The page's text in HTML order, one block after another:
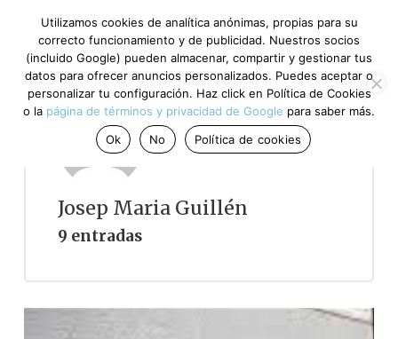
Josep Maria Guillén
9 entradas
Utilizamos cookies de analítica anónimas, propias para su
correcto funcionamiento y de publicidad. Nuestros socios
(incluido Google) pueden almacenar, compartir y gestionar tus
datos para ofrecer anuncios personalizados. Puedes aceptar o
personalizar tu configuración. Haz click en Política de Cookies
o la página de términos y privacidad de Google para saber más.
Ok
No Política de cookies